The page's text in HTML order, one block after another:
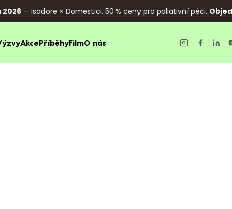
2026 — Isadore × Domestici, 50 % ceny pro paliativní péči.
AkcePříběhyFilmO nás